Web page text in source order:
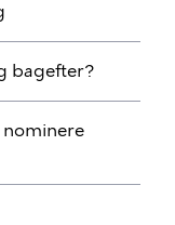
bagefter?